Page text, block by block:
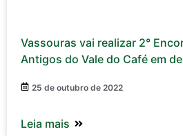
Vassouras vai realizar 2°
Antigos do Vale do Café em
25 de outubro de 2022
Leia mais